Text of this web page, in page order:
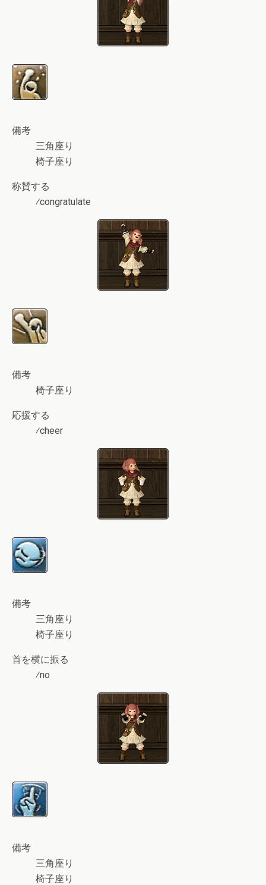
備考
三角座り
椅子座り
称賛する
⁄congratulate
備考
椅子座り
応援する
⁄cheer
備考
三角座り
椅子座り
首を横に振る
⁄no
備考
三角座り
椅子座り